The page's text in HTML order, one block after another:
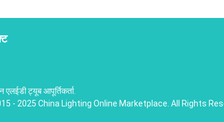
एलईडी ट्यूबआपूर्तिकर्ता.
- 2025 China Lighting Online Marketplace. All Rights